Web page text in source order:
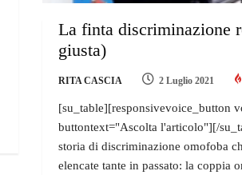
La finta discriminazione
giusta)
RITA CASCIA 2 Luglio 2021
[su_table][responsivevoice_button
buttontext="Ascolta l'articolo"][/
storia di discriminazione omofoba
elencate tante in passato: la coppia